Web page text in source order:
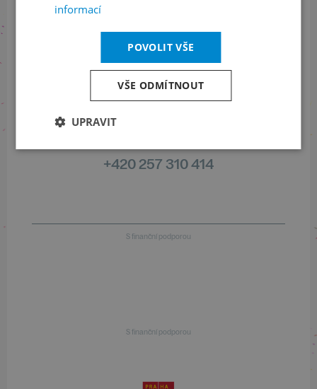
Informace o stavu objednávek
+420 461 049 232
+420 257 310 414
S finanční podporou
S finanční podporou
informací
POVOLIT VŠE
VŠE ODMÍTNOUT
UPRAVIT